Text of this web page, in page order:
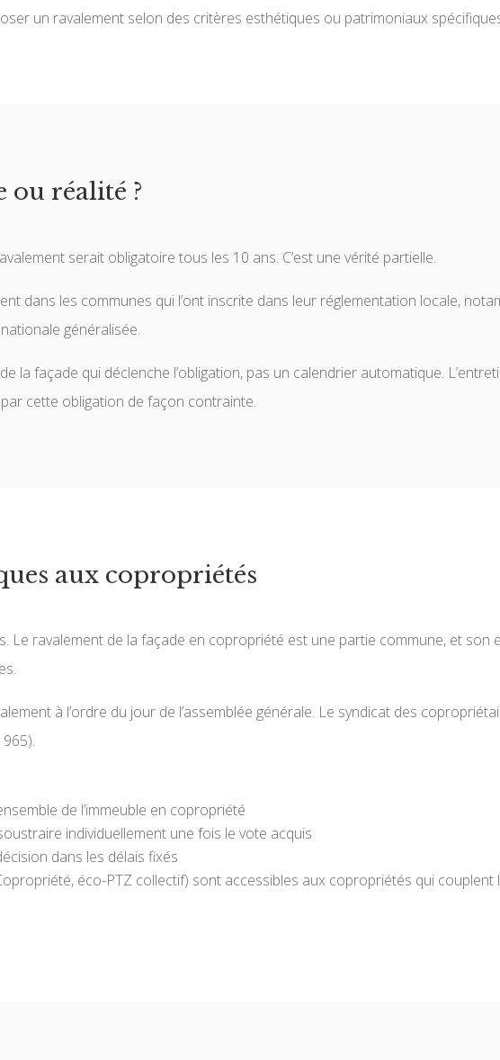
un ravalement selon des critères esthétiques ou patrimoniaux
ou réalité ?
serait obligatoire tous les 10 ans. C’est une vérité partielle.
dans les communes qui l’ont inscrite dans leur réglementation locale,
généralisée.
la façade qui déclenche l’obligation, pas un calendrier automatique.
cette obligation de façon contrainte.
aux copropriétés
Le ravalement de la façade en copropriété est une partie commune, et son
à l’ordre du jour de l’assemblée générale. Le syndicat des
de l’immeuble en copropriété
individuellement une fois le vote acquis
dans les délais fixés
éco-PTZ collectif) sont accessibles aux copropriétés qui